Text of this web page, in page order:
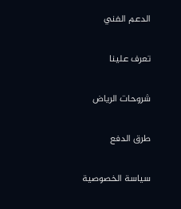
الدعم الفني
تعرف علينا
شروحات الرياض
طرق الدفع
سياسة الخصوصية